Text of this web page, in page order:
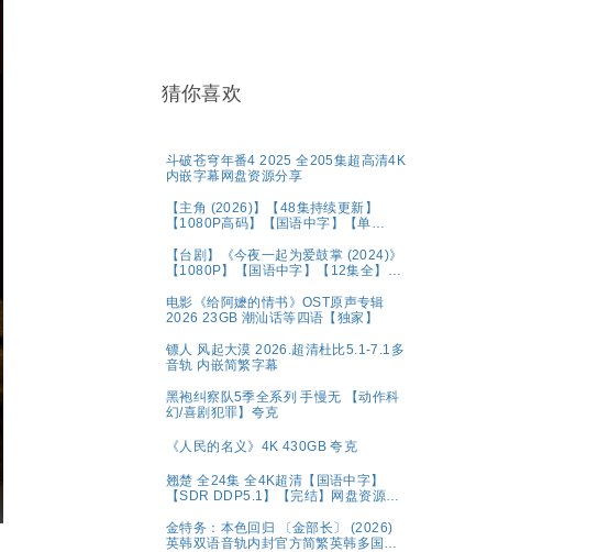
猜你喜欢
斗破苍穹年番4 2025 全205集超高清4K
内嵌字幕网盘资源分享
【主角 (2026)】【48集持续更新】
【1080P高码】【国语中字】【单
益 / 刘浩存 / 秦海璐 】
【台剧】《今夜一起为爱鼓掌 (2024)》
【1080P】【国语中字】【12集全】
电影《给阿嬷的情书》OST原声专辑
2026 23GB 潮汕话等四语【独家】
镖人 风起大漠 2026.超清杜比5.1-7.1多
音轨 内嵌简繁字幕
黑袍纠察队5季全系列 手慢无 【动作科
幻/喜剧犯罪】夸克
《人民的名义》4K 430GB 夸克
翘楚 全24集 全4K超清【国语中字】
【SDR DDP5.1】【完结】网盘资源观
金特务：本色回归 〔金部长〕 (2026)
英韩双语音轨内封官方简繁英韩多国字